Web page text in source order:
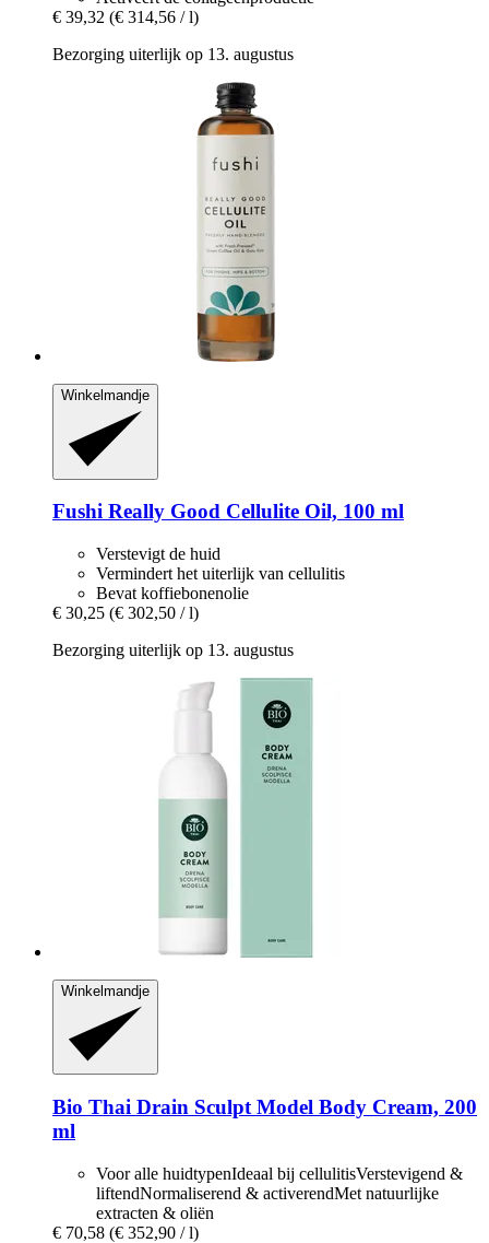
€ 39,32 (€ 314,56 / l)
Bezorging uiterlijk op 13. augustus
Winkelmandje
Fushi Really Good Cellulite Oil, 100 ml
Verstevigt de huid
Vermindert het uiterlijk van cellulitis
Bevat koffiebonenolie
€ 30,25 (€ 302,50 / l)
Bezorging uiterlijk op 13. augustus
Winkelmandje
Bio Thai Drain Sculpt Model Body Cream, 200
ml
Voor alle huidtypenIdeaal bij cellulitisVerstevigend &
liftendNormaliserend & activerendMet natuurlijke
extracten & oliën
€ 70,58 (€ 352,90 / l)